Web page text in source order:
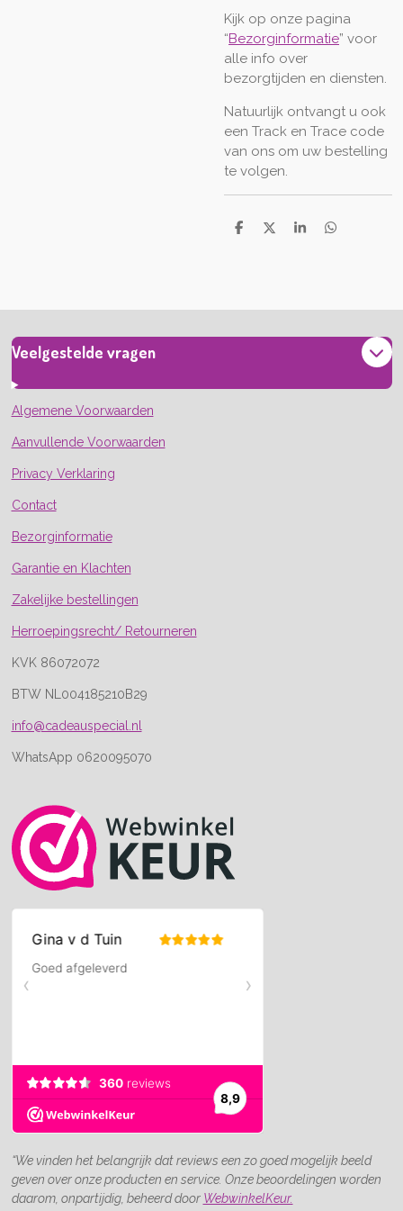
Kijk op onze pagina
“Bezorginformatie” voor
alle info over
bezorgtijden en diensten.
Natuurlijk ontvangt u ook
een Track en Trace code
van ons om uw bestelling
te volgen.
D
D
S
D
Veelgestelde vragen
Algemene Voorwaarden
Aanvullende Voorwaarden
Privacy Verklaring
Contact
Bezorginformatie
Garantie en Klachten
Zakelijke bestellingen
Herroepingsrecht/ Retourneren
KVK 86072072
BTW NL004185210B29
info@cadeauspecial.nl
WhatsApp 0620095070
“We vinden het belangrijk dat reviews een zo goed mogelijk beeld
geven over onze producten en service. Onze beoordelingen worden
daarom, onpartijdig, beheerd door WebwinkelKeur.